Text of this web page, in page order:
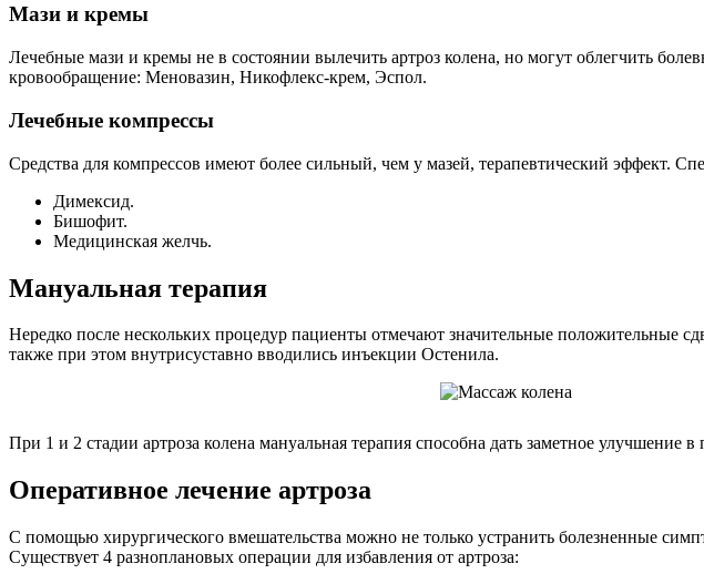
Мази и кремы
Лечебные мази и кремы не в состоянии вылечить артроз колена, но могут облегчить
кровообращение: Меновазин, Никофлекс-крем, Эспол.
Лечебные компрессы
Средства для компрессов имеют более сильный, чем у мазей, терапевтический эффект.
Димексид.
Бишофит.
Медицинская желчь.
Мануальная терапия
Нередко после нескольких процедур пациенты отмечают значительные положительные
также при этом внутрисуставно вводились инъекции Остенила.
При 1 и 2 стадии артроза колена мануальная терапия способна дать заметное улучшение в
Оперативное лечение артроза
С помощью хирургического вмешательства можно не только устранить болезненные
Существует 4 разноплановых операции для избавления от артроза: